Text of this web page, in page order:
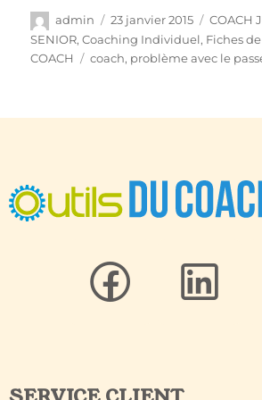
admin 23 janvier 2015 COACH
SENIOR,Coaching Individuel, Fiches
COACH
coach, problème avec le